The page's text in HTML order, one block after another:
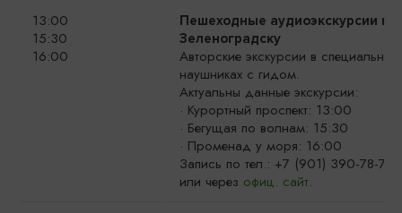
13:00
15:30
16:00
Пешеходные аудиоэкскурсии по
Зеленоградску
Авторские экскурсии в специальных
наушниках с гидом.
Актуальны данные экскурсии:
· Курортный проспект: 13:00
· Бегущая по волнам: 15:30
· Променад у моря: 16:00
Запись по тел.: +7 (901) 390-78-78
или через офиц. сайт.